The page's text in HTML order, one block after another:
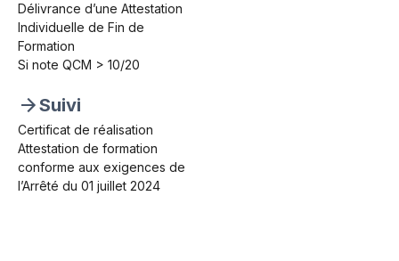
Délivrance d’une Attestation
Individuelle de Fin de
Formation
Si note QCM > 10/20
Suivi
Certificat de réalisation
Attestation de formation
conforme aux exigences de
l’Arrêté du 01 juillet 2024